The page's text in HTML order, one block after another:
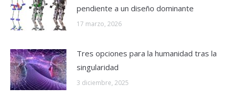
pendiente a un diseño dominante
17 marzo, 2026
Tres opciones para la humanidad tras la
singularidad
3 diciembre, 2025